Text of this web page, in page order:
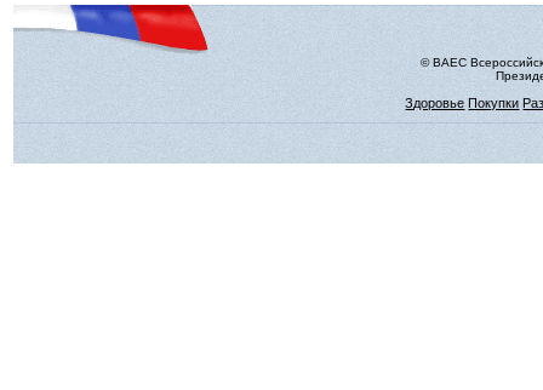
© ВАЕС
Здоровье Покупки